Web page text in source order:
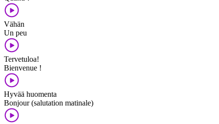
Vähän
Un peu
Tervetuloa!
Bienvenue !
Hyvää huomenta
Bonjour (salutation matinale)